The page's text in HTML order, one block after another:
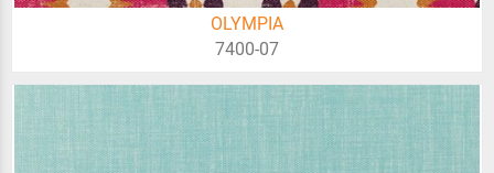
OLYMPIA
7400-07